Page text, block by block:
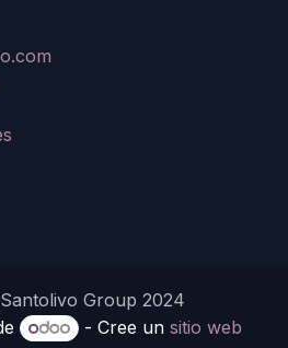
Group 2024
- Cree unsitio web